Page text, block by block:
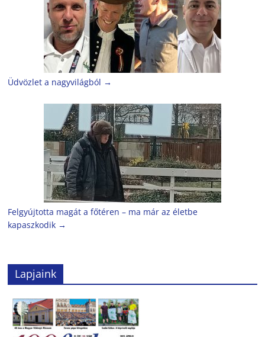
Üdvözlet a nagyvilágból →
Felgyújtotta magát a főtéren – ma már az életbe
kapaszkodik →
Lapjaink